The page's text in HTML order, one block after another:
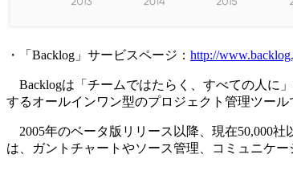
・「Backlog」サービスページ： http://
Backlogは「チームではたらく、すべての人に
するオールインワン型のプロジェクト管理ツール
2005年のベータ版リリース以降、現在50,000
は、ガントチャートやソース管理、コミュニケー